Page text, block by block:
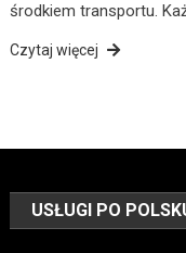
środkiem transportu.
Czytaj więcej
USŁUGI PO